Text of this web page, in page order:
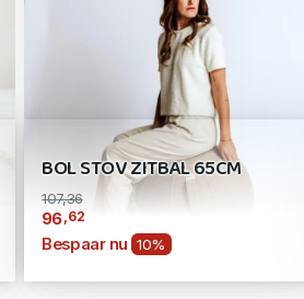
BOL STOV ZITBAL 65CM
107,36
96,62
Bespaar nu 10%